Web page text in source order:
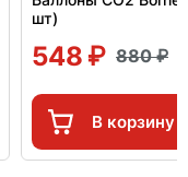
шт)
548 880
В корзину